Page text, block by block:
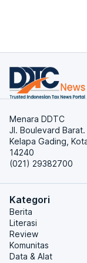
Menara DDTC
Jl. Boulevard Barat.
Kelapa Gading,
14240
(021) 29382700
Kategori
Berita
Literasi
Review
Komunitas
Data & Alat